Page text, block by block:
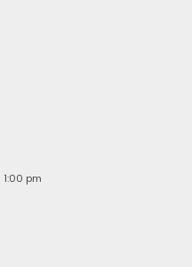
pm